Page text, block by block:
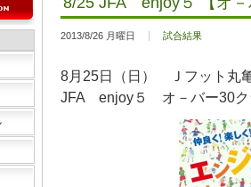
2013/8/26 月曜日 試合結果
8月25日（日） Ｊフット
JFA enjoy５ オ－バー30ク